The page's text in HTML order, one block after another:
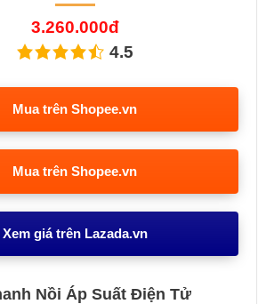
3.260.000đ
4.5
Mua trên Shopee.vn
Mua trên Shopee.vn
Xem giá trên Lazada.vn
Nồi Áp Suất Điện Tử